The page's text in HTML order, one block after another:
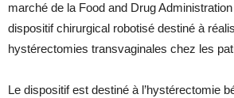
marché de la Food and Drug
dispositif chirurgical robotisé destiné à
hystérectomies transvaginales chez les
Le dispositif est destiné à l’hystérectomie